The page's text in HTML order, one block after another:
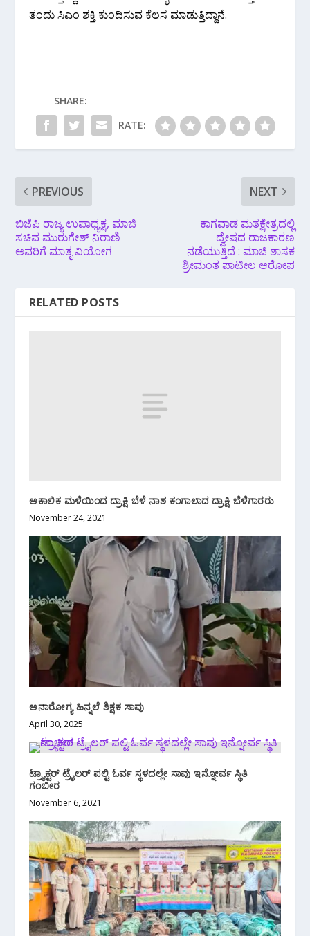
ತಂದು ಸಿಎಂ ಶಕ್ತಿ ಕುಂದಿಸುವ ಕೆಲಸ ಮಾಡುತ್ತಿದ್ದಾನೆ.
SHARE:
RATE:
PREVIOUS
ಬಿಜೆಪಿ ರಾಜ್ಯ ಉಪಾಧ್ಯಕ್ಷ, ಮಾಜಿ
ಸಚಿವ ಮುರುಗೇಶ್ ನಿರಾಣಿ
ಅವರಿಗೆ ಮಾತೃ ವಿಯೋಗ
NEXT
ಕಾಗವಾಡ ಮತಕ್ಷೇತ್ರದಲ್ಲಿ
ದ್ವೇಷದ ರಾಜಕಾರಣ
ನಡೆಯುತ್ತಿದೆ : ಮಾಜಿ‌ ಶಾಸಕ
ಶ್ರೀಮಂತ ಪಾಟೀಲ‌ ಆರೋಪ
RELATED POSTS
ಅಕಾಲಿಕ ಮಳೆಯಿಂದ ದ್ರಾಕ್ಷಿ ಬೆಳೆ‌ ನಾಶ ಕಂಗಾಲಾದ ದ್ರಾಕ್ಷಿ ಬೆಳೆಗಾರರು
November 24, 2021
ಅನಾರೋಗ್ಯ ಹಿನ್ನಲೆ ಶಿಕ್ಷಕ ಸಾವು
April 30, 2025
ಟ್ರ್ಯಾಕ್ಟರ್ ಟ್ರೈಲರ್ ಪಲ್ಟಿ ಓರ್ವ ಸ್ಥಳದಲ್ಲೇ ಸಾವು ಇನ್ನೋರ್ವ ಸ್ಥಿತಿ
ಗಂಬೀರ
November 6, 2021